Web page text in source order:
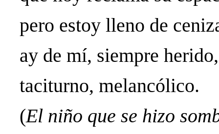
pero estoy lleno de
ay de mí, siempre
taciturno, melancólico.
(El niño que se hizo